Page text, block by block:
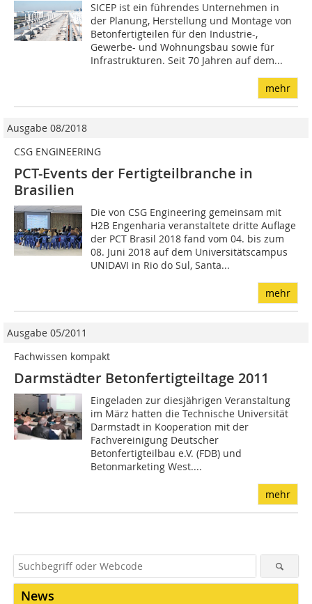
SICEP ist ein führendes Unternehmen in
der Planung, Herstellung und Montage von
Betonfertigteilen für den Industrie-,
Gewerbe- und Wohnungsbau sowie für
Infrastrukturen. Seit 70 Jahren auf dem...
mehr
Ausgabe 08/2018
CSG ENGINEERING
PCT-Events der Fertigteilbranche in
Brasilien
Die von CSG Engineering gemeinsam mit
H2B Engenharia veranstaltete dritte Auflage
der PCT Brasil 2018 fand vom 04. bis zum
08. Juni 2018 auf dem Universitätscampus
UNIDAVI in Rio do Sul, Santa...
mehr
Ausgabe 05/2011
Fachwissen kompakt
Darmstädter Betonfertigteiltage 2011
Eingeladen zur diesjährigen Veranstaltung
im März hatten die Technische Universität
Darmstadt in Kooperation mit der
Fachvereinigung Deutscher
Betonfertigteilbau e.V. (FDB) und
Betonmarketing West....
mehr
News